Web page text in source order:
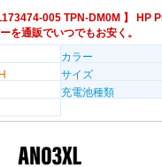
005 TPN-DM0M 】 HP
を通販でいつでもお安く。
カラー
サイズ
充電池種類